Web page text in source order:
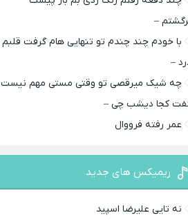
–
با خودم چند چندم تو تنهایی هام گرفت قلبم
–
چه شیک میرقصی تو وقتی مستی مهم نیست
کجا دیشب چی –
عمر رفته فرووال
ریمیکس های جدید
نه تایی علیرضا اسپید